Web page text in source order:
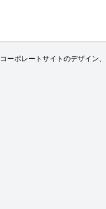
コーポレートサイトのデザイン